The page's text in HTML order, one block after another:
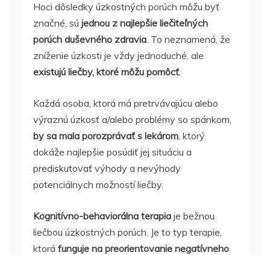
Hoci dôsledky úzkostných porúch môžu byť
značné, sú jednou z najlepšie liečiteľných
porúch duševného zdravia. To neznamená, že
zníženie úzkosti je vždy jednoduché, ale
existujú liečby, ktoré môžu pomôcť.
Každá osoba, ktorá má pretrvávajúcu alebo
výraznú úzkosť a/alebo problémy so spánkom,
by sa mala porozprávať s lekárom, ktorý
dokáže najlepšie posúdiť jej situáciu a
prediskutovať výhody a nevýhody
potenciálnych možností liečby.
Kognitívno-behaviorálna terapia je bežnou
liečbou úzkostných porúch. Je to typ terapie,
ktorá funguje na preorientovanie negatívneho